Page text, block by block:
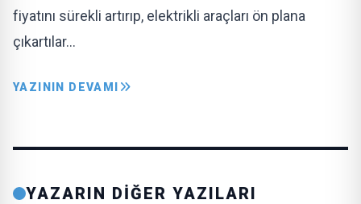
fiyatını sürekli artırıp, elektrikli araçları ön plana
çıkartılar…
YAZININ DEVAMI
YAZARIN DİĞER YAZILARI